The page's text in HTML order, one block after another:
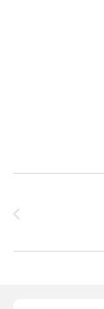
Carrousel des